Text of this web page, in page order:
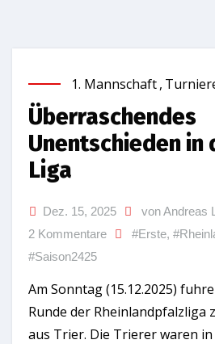
1. Mannschaft,
Überraschendes
Unentschieden in
Liga
Dez. 15, 2025
von Andreas
2 Kommentare
#Erste,
#Saison2425
Am Sonntag (15.12.2025)
Runde der
aus Trier. Die Trierer waren